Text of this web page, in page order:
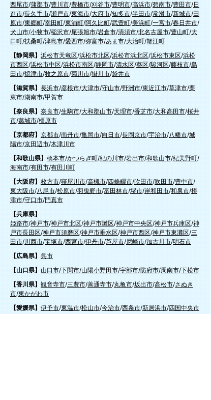
西尾市/蒲郡市/豊川市/豊橋市/刈谷市/豊明市/高浜市/碧南市/豊田市/日
進市/長久手市/瀬戸市/東海市/大府市/知多市/半田市/常滑市/新城市/田
原市/東郷町/幸田町/東浦町/阿久比町/武豊町/美浜町/一宮市/春日井市/
犬山市/小牧市/稲沢市/尾張旭市/岩倉市/清須市/北名古屋市/豊山町/大
口町/扶桑町/津島市/愛西市/弥富市/あま市/大治町/蟹江町
【静岡県】 浜松市天竜区/浜松市北区/浜松市浜北区/浜松市東区/浜松
市西区/浜松市中区/浜松市南区/静岡市/清水区/葵区/駿河区/藤枝市/島
田市/焼津市/牧之原市/菊川市/掛川市/袋井市
【滋賀県】 長浜市/彦根市/大津市/守山市/野洲市/東近江市/草津市/栗
東市/湖南市/甲賀市
【奈良県】 奈良市/生駒市/大和郡山市/天理市/香芝市/大和高田市/桜井
市/葛城市/橿原市
【京都府】 京都市/南丹市/亀岡市/向日市/長岡京市/宇治市/八幡市/城
陽市/京田辺市/木津川市
【和歌山県】 橋本市/かつらぎ町/紀の川市/岩出市/和歌山市/紀美野町/
海南市/有田市/有田川町
【大阪府】 枚方市/寝屋川市/高槻市/四條畷市/吹田市/吹田市/豊中市/
東大阪市/八尾市/松原市/羽曳野市/富田林市/堺市/岸和田市/和泉市/摂
津市/守口市/門真市
【兵庫県】
姫路市/神戸市/神戸市北区/神戸市灘区/神戸市中央区/神戸市兵庫区/神
戸市長田区/神戸市須磨区/神戸市垂水区/神戸市西区/神戸市東灘区/三
田市/川西市/宝塚市/西宮市/伊丹市/芦屋市/尼崎市/加古川市/明石市
【広島県】 呉市
【山口県】 山口市/下関市/山陽小野田市/宇部市/防府市/周南市/下松市
【香川県】 観音寺市/三豊市/善通寺市/丸亀市/坂出市/高松市/さぬき
市/東かがわ市
【愛媛県】 伊予市/東温市/松山市/今治市/西条市/新居浜市/四国中央市